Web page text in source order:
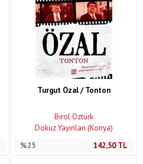
Turgut Özal / Tonton
Birol Öztürk
Dokuz Yayınları (Konya)
%25
142,50TL